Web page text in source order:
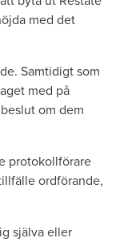
med det
Samtidigt som
med på
om dem
protokollförare
ordförande,
själva eller